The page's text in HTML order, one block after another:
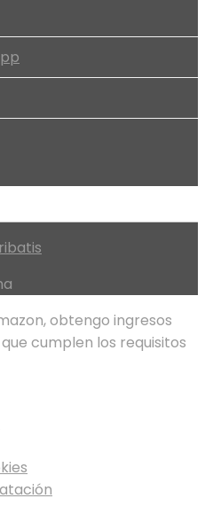
obtengo ingresos
cumplen los requisitos